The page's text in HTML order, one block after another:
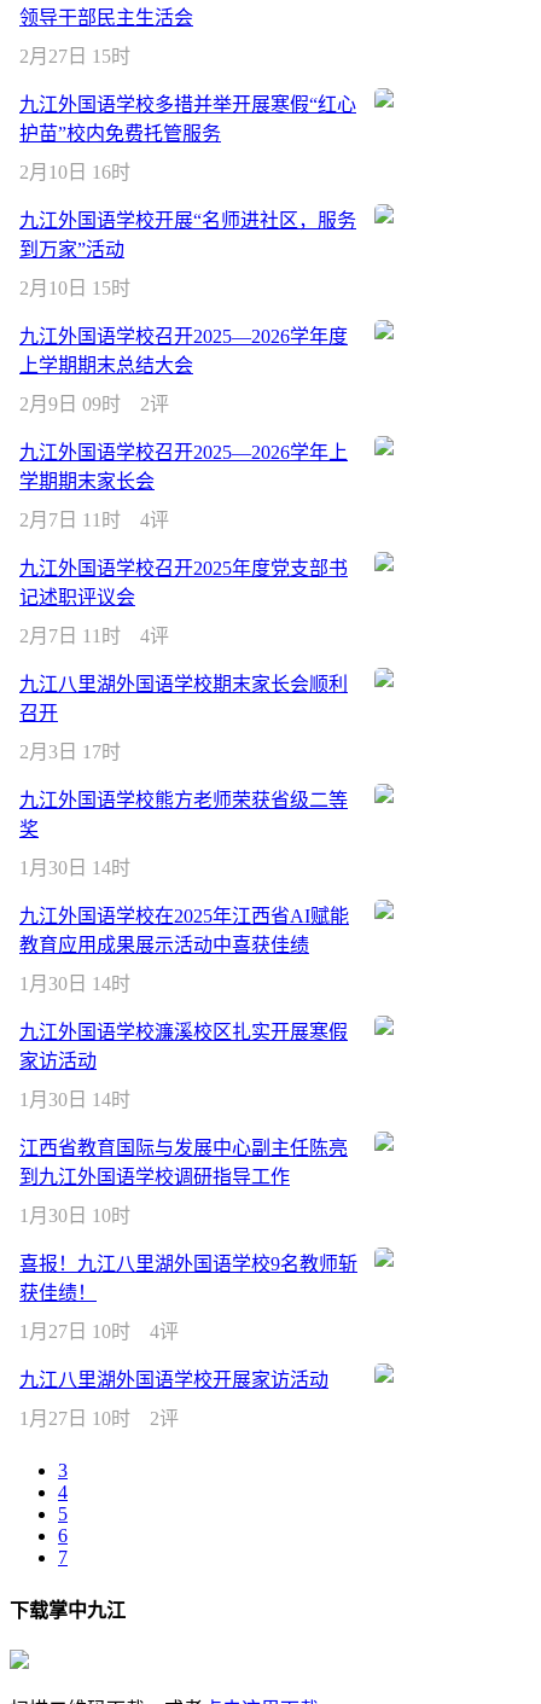
领导干部民主生活会
2月27日 15时
九江外国语学校多措并举开展寒假“红心
护苗”校内免费托管服务
2月10日 16时
九江外国语学校开展“名师进社区，服务
到万家”活动
2月10日 15时
九江外国语学校召开2025—2026学年度
上学期期末总结大会
2月9日 09时
2评
九江外国语学校召开2025—2026学年上
学期期末家长会
2月7日 11时
4评
九江外国语学校召开2025年度党支部书
记述职评议会
2月7日 11时
4评
九江八里湖外国语学校期末家长会顺利
召开
2月3日 17时
九江外国语学校熊方老师荣获省级二等
奖
1月30日 14时
九江外国语学校在2025年江西省AI赋能
教育应用成果展示活动中喜获佳绩
1月30日 14时
九江外国语学校濂溪校区扎实开展寒假
家访活动
1月30日 14时
江西省教育国际与发展中心副主任陈亮
到九江外国语学校调研指导工作
1月30日 10时
喜报！九江八里湖外国语学校9名教师斩
获佳绩！
1月27日 10时
4评
九江八里湖外国语学校开展家访活动
1月27日 10时
2评
3
4
5
6
7
下载掌中九江